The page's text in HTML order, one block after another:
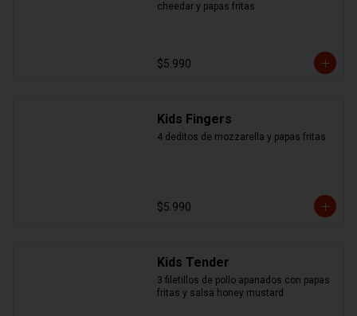
cheedar y papas fritas
$5.990
Kids Fingers
4 deditos de mozzarella y papas fritas
$5.990
Kids Tender
3 filetillos de pollo apanados con papas
fritas y salsa honey mustard